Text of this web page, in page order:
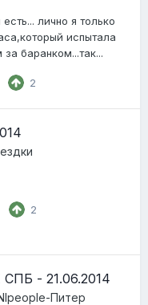
лично я только
испытала
баранком...так...
2
2
- 21.06.2014
Питер